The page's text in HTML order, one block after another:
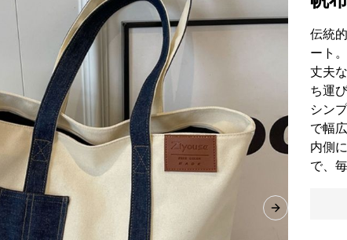
Next slide
伝統
ート。
丈夫
ち運
シン
で幅
内側
で、